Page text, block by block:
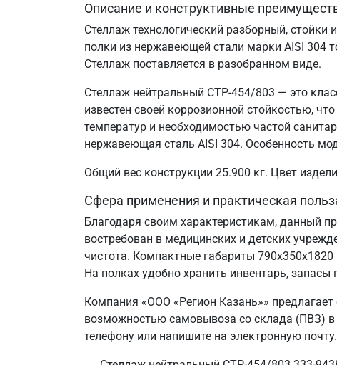
Описание и конструктивные
Стеллаж технологический разборный,
полки из нержавеющей стали марки AISI 304
Стеллаж поставляется в разобранном виде.
Стеллаж нейтральный СТР-454/803 — это
известен своей коррозионной стойкостью,
температур и необходимостью частой
нержавеющая сталь AISI 304. Особенность
Общий вес конструкции 25.900 кг. Цвет
Сфера применения и практическая
Благодаря своим характеристикам, данный
востребован в медицинских и детских
чистота. Компактные габариты
На полках удобно хранить инвентарь, запасы
Компания «ООО «Регион Казань»»
возможностью самовывоза со склада (ПВЗ) в
телефону или напишите на электронную почту.